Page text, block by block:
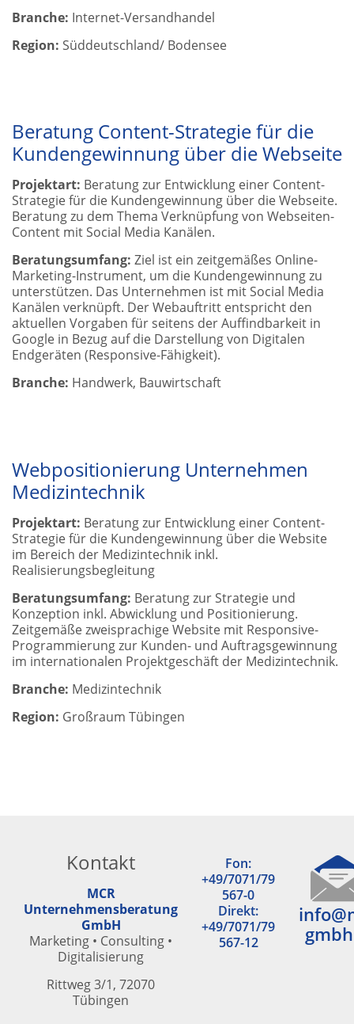
Branche: Internet-Versandhandel
Region: Süddeutschland/ Bodensee
Beratung Content-Strategie für die
Kundengewinnung über die Webseite
Projektart: Beratung zur Entwicklung einer Content-
Strategie für die Kundengewinnung über die Webseite.
Beratung zu dem Thema Verknüpfung von Webseiten-
Content mit Social Media Kanälen.
Beratungsumfang: Ziel ist ein zeitgemäßes Online-
Marketing-Instrument, um die Kundengewinnung zu
unterstützen. Das Unternehmen ist mit Social Media
Kanälen verknüpft. Der Webauftritt entspricht den
aktuellen Vorgaben für seitens der Auffindbarkeit in
Google in Bezug auf die Darstellung von Digitalen
Endgeräten (Responsive-Fähigkeit).
Branche: Handwerk, Bauwirtschaft
Webpositionierung Unternehmen
Medizintechnik
Projektart: Beratung zur Entwicklung einer Content-
Strategie für die Kundengewinnung über die Website
im Bereich der Medizintechnik inkl.
Realisierungsbegleitung
Beratungsumfang: Beratung zur Strategie und
Konzeption inkl. Abwicklung und Positionierung.
Zeitgemäße zweisprachige Website mit Responsive-
Programmierung zur Kunden- und Auftragsgewinnung
im internationalen Projektgeschäft der Medizintechnik.
Branche: Medizintechnik
Region: Großraum Tübingen
Kontakt
MCR
Unternehmensberatung
GmbH
Marketing • Consulting •
Digitalisierung
Rittweg 3/1, 72070
Tübingen
Fon:
+49/7071/79
567-0
Direkt:
+49/7071/79
567-12